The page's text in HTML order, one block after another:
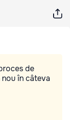
de
în câteva